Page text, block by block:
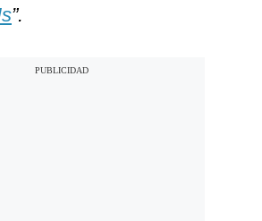
”.